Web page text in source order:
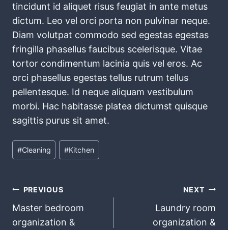
tincidunt id aliquet risus feugiat in ante metus
dictum. Leo vel orci porta non pulvinar neque.
Diam volutpat commodo sed egestas egestas
fringilla phasellus faucibus scelerisque. Vitae
tortor condimentum lacinia quis vel eros. Ac
orci phasellus egestas tellus rutrum tellus
pellentesque. Id neque aliquam vestibulum
morbi. Hac habitasse platea dictumst quisque
sagittis purus sit amet.
Post
Tags:
#Cleaning #Kitchen
Post
navigation
PREVIOUS
Master bedroom
organization &
NEXT
Laundry room
organization &